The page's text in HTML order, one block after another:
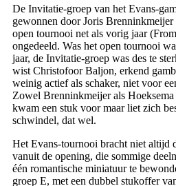
De Invitatie-groep van het Evans-
gewonnen door Joris
open tournooi net als vorig jaar
ongedeeld. Was het open tournooi
jaar, de Invitatie-groep was des te
wist Christofoor Baljon, erkend
weinig actief als schaker, niet voor
Zowel Brenninkmeijer als
kwam een stuk voor maar liet zich
schwindel, dat wel.
Het Evans-tournooi bracht niet altijd
vanuit de opening, die sommige
één romantische miniatuur te
groep E, met een dubbel stukoffer